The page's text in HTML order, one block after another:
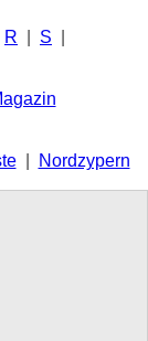
R S
| Nordzypern